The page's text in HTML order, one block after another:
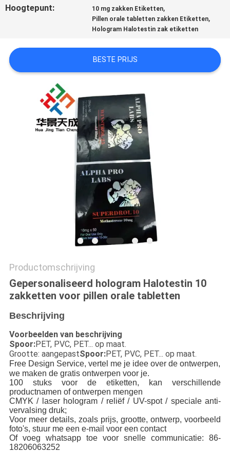
POLICY
Hoogtepunt: 10 mg zakken Etiketten,
Pillen orale tabletten zakken Etiketten,
Hologram Halotestin zak etiketten
BESTE PRIJS
Productomschrijving
Gepersonaliseerd hologram Halotestin 10
zakketten voor pillen orale tabletten
Beschrijving
Voorbeelden van beschrijving
Spoor:PET, PVC, PET... op maat.
Grootte: aangepastSpoor:PET, PVC, PET... op maat.
Free Design Service, vertel me je idee over de ontwerpen,
we maken de gratis ontwerpen voor je.
100 stuks voor de etiketten, kan verschillende
productnamen of ontwerpen mengen
CMYK / laser hologram / reliëf / UV-spot / speciale anti-
vervalsing druk;
Voor meer details, zoals prijs, grootte, ontwerp, voorbeeld
foto's, stuur me een e-mail voor een contact
Of voeg whatsapp toe voor snelle communicatie: 86-
18206063252